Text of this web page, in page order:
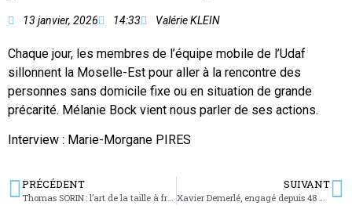
13 janvier, 2026 14:33 Valérie KLEIN
Chaque jour, les membres de l’équipe mobile de l’Udaf
sillonnent la Moselle-Est pour aller à la rencontre des
personnes sans domicile fixe ou en situation de grande
précarité. Mélanie Bock vient nous parler de ses actions.
Interview : Marie-Morgane PIRES
PRÉCÉDENT SUIVANT